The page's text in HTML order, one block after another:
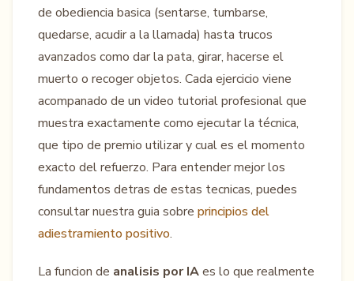
de obediencia basica (sentarse, tumbarse,
quedarse, acudir a la llamada) hasta trucos
avanzados como dar la pata, girar, hacerse el
muerto o recoger objetos. Cada ejercicio viene
acompanado de un video tutorial profesional que
muestra exactamente como ejecutar la técnica,
que tipo de premio utilizar y cual es el momento
exacto del refuerzo. Para entender mejor los
fundamentos detras de estas tecnicas, puedes
consultar nuestra guia sobre principios del
adiestramiento positivo.
La funcion de analisis por IAes lo que realmente